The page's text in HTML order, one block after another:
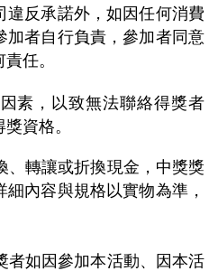
違反承諾外，如因任何消費
加者自行負責，參加者同意
任。
素，以致無法聯絡得獎者
資格。
、轉讓或折換現金，中獎獎
內容與規格以實物為準，
者如因參加本活動、因本活